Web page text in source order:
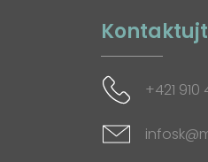
+421